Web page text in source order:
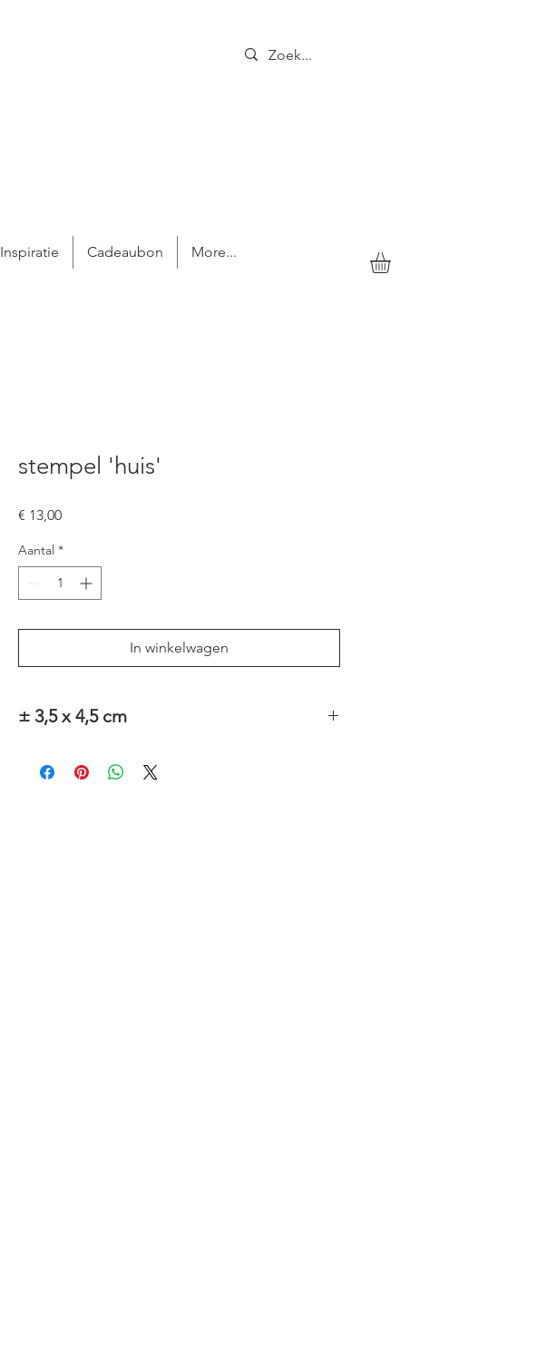
Inspiratie Cadeaubon More...
stempel 'huis'
€ 13,00Prijs
Aantal *
In winkelwagen
± 3,5 x 4,5 cm
We gebruiken liefst resthout, waardoor het voorbeeld